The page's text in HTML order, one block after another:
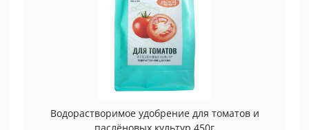
Водорастворимое удобрение для томатов и